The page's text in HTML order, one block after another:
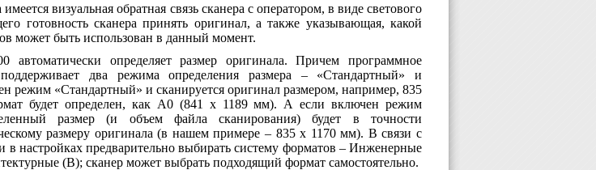
визуальная обратная связь сканера с оператором, в виде светового
готовность сканера принять оригинал, а также указывающая, какой
может быть использован в данный момент.
автоматически определяет размер оригинала. Причем программное
поддерживает два режима определения размера – «Стандартный» и
режим «Стандартный» и сканируется оригинал размером, например, 835
будет определен, как А0 (841 х 1189 мм). А если включен режим
размер (и объем файла сканирования) будет в точности
размеру оригинала (в нашем примере – 835 х 1170 мм). В связи с
в настройках предварительно выбирать систему форматов – Инженерные
(В); сканер может выбрать подходящий формат самостоятельно.